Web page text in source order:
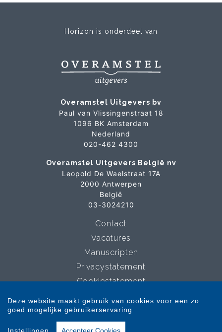
Horizon is onderdeel van
Overamstel Uitgevers bv
Paul van Vlissingenstraat 18
1096 BK Amsterdam
Nederland
020-462 4300
Overamstel Uitgevers België nv
Leopold De Waelstraat 17A
2000 Antwerpen
België
03-3024210
Contact
Vacatures
Manuscripten
Privacystatement
Cookiestatement
Copyright © 2007-2026 Overamstel Uitgevers - Alle rechten voorbehouden -
Deze website maakt gebruik van cookies voor een zo
goed mogelijke gebruikerservaring